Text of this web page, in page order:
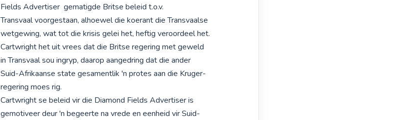
Fields Advertiser  gematigde Britse beleid t.o.v.
Transvaal voorgestaan, alhoewel die koerant die Transvaalse
wetgewing, wat tot die krisis gelei het, heftig veroordeel het.
Cartwright het uit vrees dat die Britse regering met geweld
in Transvaal sou ingryp, daarop aangedring dat die ander
Suid-Afrikaanse state gesamentlik 'n protes aan die Kruger-
regering moes rig.
Cartwright se beleid vir die Diamond Fields Advertiser is
gemotiveer deur 'n begeerte na vrede en eenheid vir Suid-